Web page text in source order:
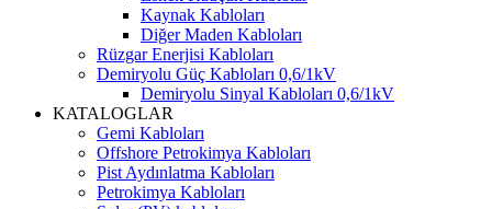
Kaynak Kabloları
Diğer Maden Kabloları
Rüzgar Enerjisi Kabloları
Demiryolu Güç Kabloları 0,6/1kV
Demiryolu Sinyal Kabloları 0,6/1kV
KATALOGLAR
Gemi Kabloları
Offshore Petrokimya Kabloları
Pist Aydınlatma Kabloları
Petrokimya Kabloları